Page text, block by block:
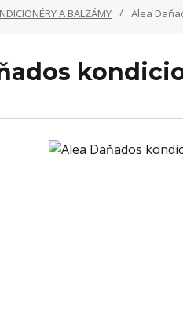
A BALZÁMY Alea